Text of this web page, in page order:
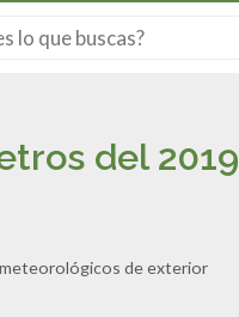
del 2019
de exterior